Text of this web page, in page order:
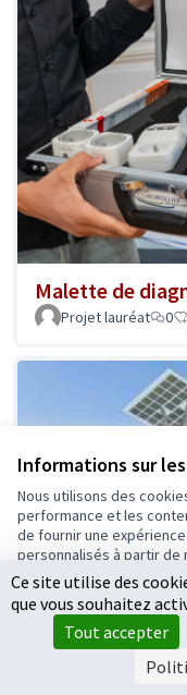
Informations sur
Nous utilisons des
performance et les
de fournir une
personnalisés à partir de
Accepter
Malette de
Projet lauréat 0
Ce site utilise des
que vous souhaitez
Tout accepter